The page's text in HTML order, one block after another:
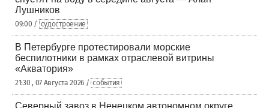
Лушников
09:00 / судостроение
В Петербурге протестировали морские
беспилотники в рамках отраслевой витрины
«Акватория»
21:30 , 07 Августа 2026 / события
Северный завоз в Ненецком автономном округе